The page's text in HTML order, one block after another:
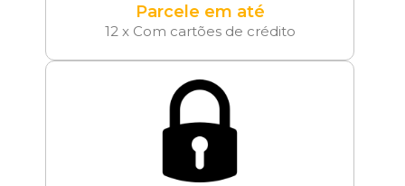
Parcele em até
12 x Com cartões de crédito